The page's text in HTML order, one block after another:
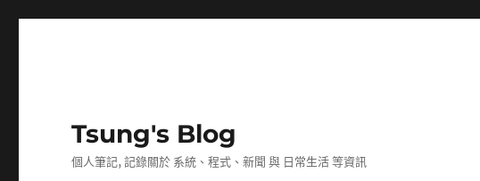
Tsung's Blog
個人筆記, 記錄關於 系統、程式、新聞 與 日常生活 等資訊